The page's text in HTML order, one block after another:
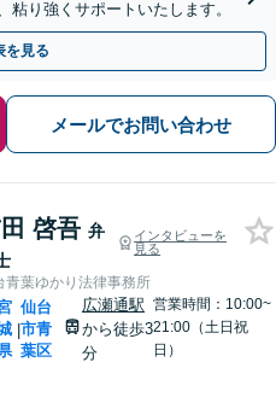
り強くサポートいたします。
を見る
メールでお問い合わせ
啓吾 弁
インタビューを
見る
青葉ゆかり法律事務所
|
仙台
市青
葉区
広瀬通駅
から徒歩3
分
営業時間：10:00~
21:00（土日祝
日）